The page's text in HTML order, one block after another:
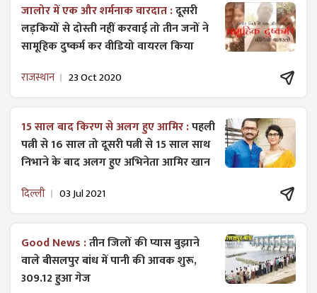
जालोर में एक और शर्मनाक वारदात :दूसरी
लड़कियों से दोस्ती नहीं करवाई तो तीन जनों ने
सामूहिक दुष्कर्म कर वीडियो वायरल किया
राजस्थान 23 Oct 2020
15 साल बाद किरण से अलग हुए आमिर :पहली
पत्नी से 16 साल तो दूसरी पत्नी से 15 साल साथ
निभाने के बाद अलग हुए अभिनेता आमिर खान
दिल्ली 03 Jul 2021
Good News :तीन जिलों की प्यास बुझाने
वाले बीसलपुर बांध में पानी की आवक शुरू,
309.12 हुआ गेज